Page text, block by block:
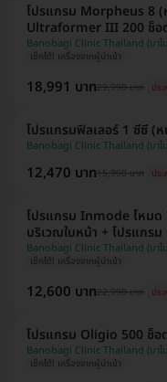
เช็กได้! เครื่องจากผู้นำเข้า
โปรแกรม Morpheus 8 (
Ultraformer III 200 ช็อ
Banobagi Clinic Thailand (บาโ
18,991 บาท29,990 บาท ปร
โปรแกรมฟิลเลอร์ 1 ซีซี (ห
Banobagi Clinic Thailand (บาโ
12,470 บาท15,990 บาท ปร
เช็กได้! เครื่องจากผู้นำเข้า
โปรแกรม Inmode โหมด
บริเวณใบหน้า + โปรแกร
Banobagi Clinic Thailand (บาโ
12,600 บาท22,990 บาท ปร
เช็กได้! เครื่องจากผู้นำเข้า
โปรแกรม Oligio 500 ช็อ
Banobagi Clinic Thailand (บาโ